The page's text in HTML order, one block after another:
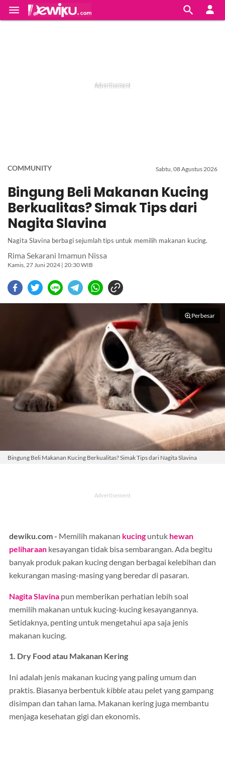
 
COMMUNITY Sabtu, 08 Agustus 2026
Bingung Beli Makanan Kucing
Berkualitas? Simak Tips dari
Nagita Slavina
Nagita Slavina berbagi sejumlah tips untuk memilih makanan kucing.
Rima Sekarani Imamun Nissa
Kamis, 27 Juni 2024 | 20:30 WIB
Perbesar
Bingung Beli Makanan Kucing Berkualitas? Simak Tips dari Nagita Slavina
dewiku.com - Memilih makanan kucing untuk hewan
peliharaan kesayangan tidak bisa sembarangan. Ada begitu
banyak produk pakan kucing dengan berbagai kelebihan dan
kekurangan masing-masing yang beredar di pasaran.
Nagita Slavina pun memberikan perhatian lebih soal
memilih makanan untuk kucing-kucing kesayangannya.
Setidaknya, penting untuk mengetahui apa saja jenis
makanan kucing.
1. Dry Food atau Makanan Kering
Ini adalah jenis makanan kucing yang paling umum dan
praktis. Biasanya berbentukkibbleatau pelet yang gampang
disimpan dan tahan lama. Makanan kering juga membantu
menjaga kesehatan gigi dan ekonomis.